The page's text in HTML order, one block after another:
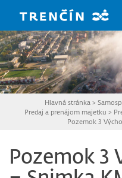
Hlavná stránka >
Predaj a prenájom majetku >
Pozemok 3
Pozemok 3